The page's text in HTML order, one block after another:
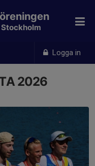
Logga in
2026